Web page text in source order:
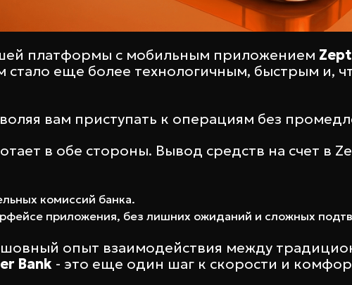
платформы с мобильным приложением
еще более технологичным, быстрым и,
вам приступать к операциям без
в обе стороны. Вывод средств на счет в
комиссий банка.
приложения, без лишних ожиданий и сложных
опыт взаимодействия между
Bank - это еще один шаг к скорости и